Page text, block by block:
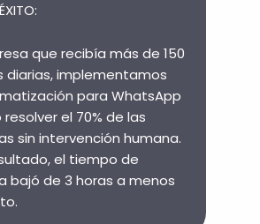
que recibía más de 150
diarias, implementamos
para WhatsApp
el 70% de las
sin intervención humana.
el tiempo de
bajó de 3 horas a menos